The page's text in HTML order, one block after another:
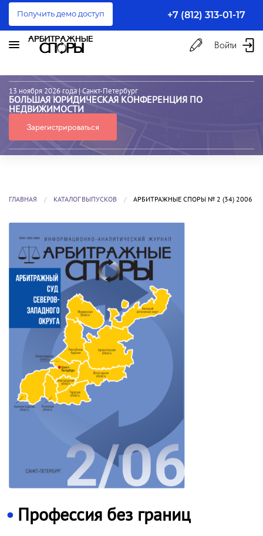
Получить демо доступ +7 (812) 313-01-17
Войти
13 ноября 2026 года | Санкт-Петербург
БОЛЬШАЯ ЮРИДИЧЕСКАЯ КОНФЕРЕНЦИЯ ПО
НЕДВИЖИМОСТИ
Зарегистрироваться
ГЛАВНАЯ КАТАЛОГ ВЫПУСКОВ АРБИТРАЖНЫЕ СПОРЫ № 2 (34) 2006
Профессия без границ